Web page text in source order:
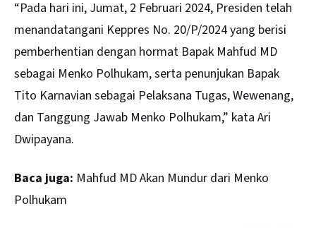
“Pada hari ini, Jumat, 2 Februari 2024, Presiden telah
menandatangani Keppres No. 20/P/2024 yang berisi
pemberhentian dengan hormat Bapak Mahfud MD
sebagai Menko Polhukam, serta penunjukan Bapak
Tito Karnavian sebagai Pelaksana Tugas, Wewenang,
dan Tanggung Jawab Menko Polhukam,” kata Ari
Dwipayana.
Baca juga: Mahfud MD Akan Mundur dari Menko
Polhukam